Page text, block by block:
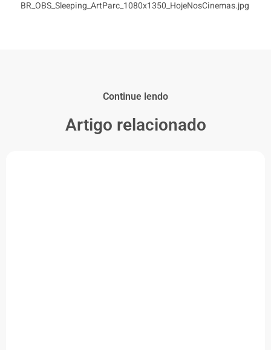
Continue lendo
Artigo relacionado